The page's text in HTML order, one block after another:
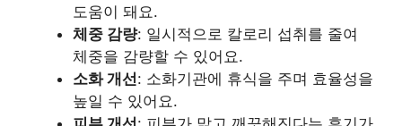
도움이 돼요.
체중 감량: 일시적으로 칼로리 섭취를 줄여
체중을 감량할 수 있어요.
소화 개선: 소화기관에 휴식을 주며 효율성을
높일 수 있어요.